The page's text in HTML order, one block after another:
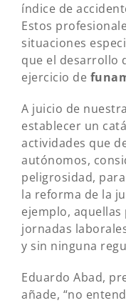
índice de
Estos
situaciones
que el desarrollo
ejercicio de
A juicio de
establecer un
actividades que
autónomos,
peligrosidad,
la reforma de la
ejemplo,
jornadas
y sin ninguna
Eduardo Abad,
añade, “no